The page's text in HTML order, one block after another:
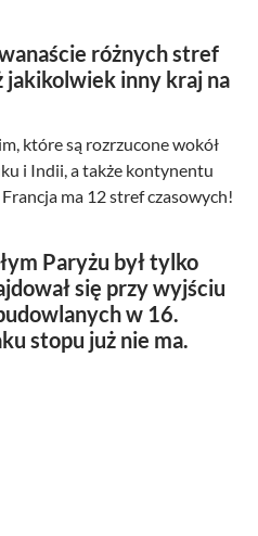
różnych stref
jakikolwiek inny kraj na
które są rozrzucone wokół
i Indii, a także kontynentu
ma 12 stref czasowych!
Paryżu był tylko
się przy wyjściu
w 16.
stopu już nie ma.